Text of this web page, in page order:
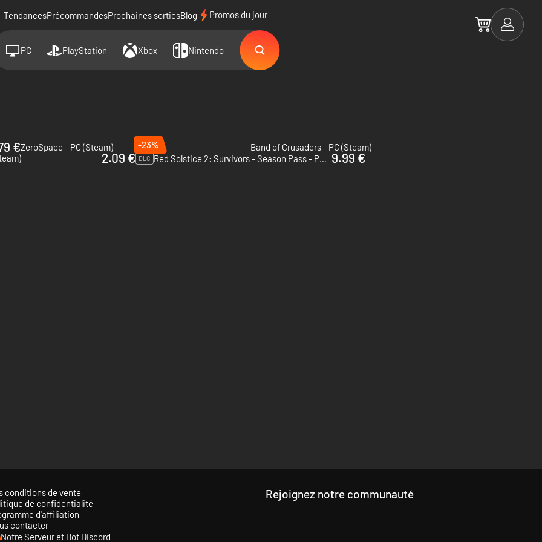
TendancesPrécommandesProchaines sortiesBlog Promos du jour
PC PlayStation Xbox Nintendo
€ZeroSpace - PC (Steam) Band of Crusaders - PC (Steam)
2.09 €
-23%
DLC Red Solstice 2: Survivors - Season Pass - PC (Steam) 9.99 €
conditions de vente
de confidentialité
d'affiliation
contacter
Notre Serveur et Bot Discord
Rejoignez notre communauté